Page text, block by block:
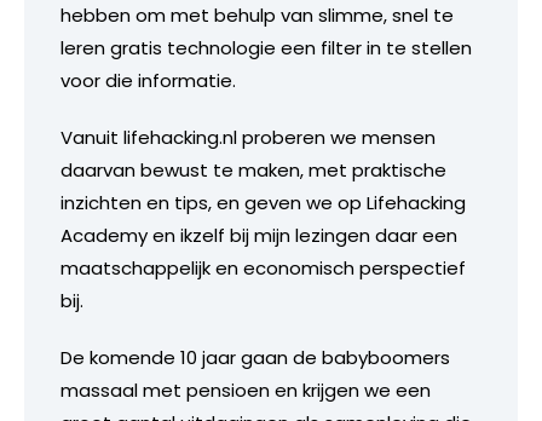
hebben om met behulp van slimme, snel te
leren gratis technologie een filter in te stellen
voor die informatie.
Vanuit lifehacking.nl proberen we mensen
daarvan bewust te maken, met praktische
inzichten en tips, en geven we op Lifehacking
Academy en ikzelf bij mijn lezingen daar een
maatschappelijk en economisch perspectief
bij.
De komende 10 jaar gaan de babyboomers
massaal met pensioen en krijgen we een